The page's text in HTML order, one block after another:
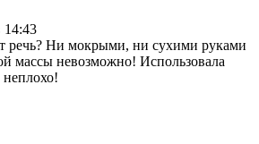
14:43
речь? Ни мокрыми, ни сухими руками
массы невозможно! Использовала
неплохо!